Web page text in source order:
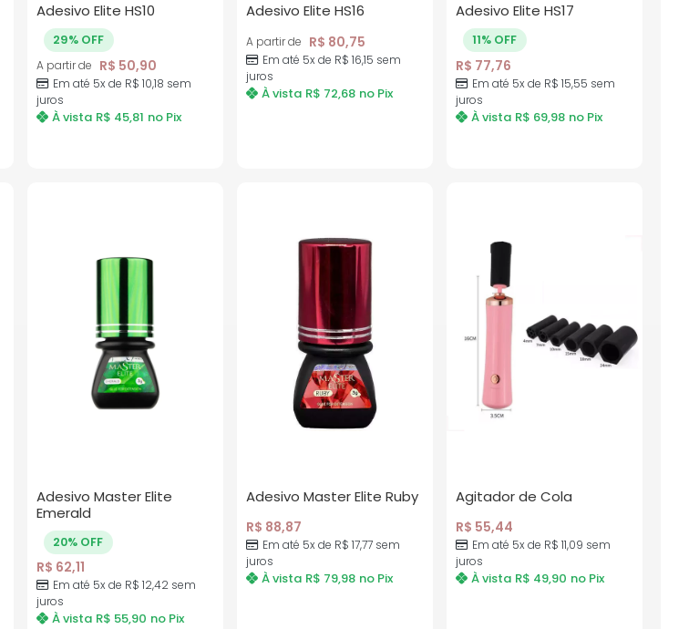
Adesivo Elite HS10
29% OFF
A partir de R$ 50,90
Em até 5x de R$ 10,18 sem
juros
À vista R$ 45,81 no Pix
Adesivo Elite HS16
A partir de R$ 80,75
Em até 5x de R$ 16,15 sem
juros
À vista R$ 72,68 no Pix
Adesivo Elite HS17
11% OFF
R$ 77,76
Em até 5x de R$ 15,55 sem
juros
À vista R$ 69,98 no Pix
Adesivo Master Elite
Emerald
20% OFF
R$ 62,11
Em até 5x de R$ 12,42 sem
juros
À vista R$ 55,90 no Pix
Adesivo Master Elite Ruby
R$ 88,87
Em até 5x de R$ 17,77 sem
juros
À vista R$ 79,98 no Pix
Agitador de Cola
R$ 55,44
Em até 5x de R$ 11,09 sem
juros
À vista R$ 49,90 no Pix